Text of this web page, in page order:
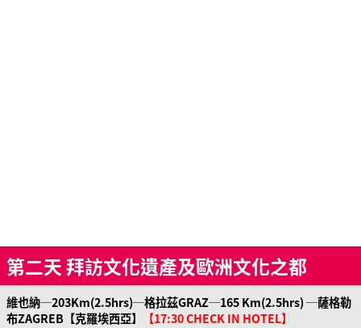
第二天 拜訪文化遺產及歐洲文化之都
維也納─203Km(2.5hrs)─格拉茲GRAZ─165 Km(2.5hrs) ─薩格勒
布ZAGREB【克羅埃西亞】
【17:30 CHECK IN HOTEL】